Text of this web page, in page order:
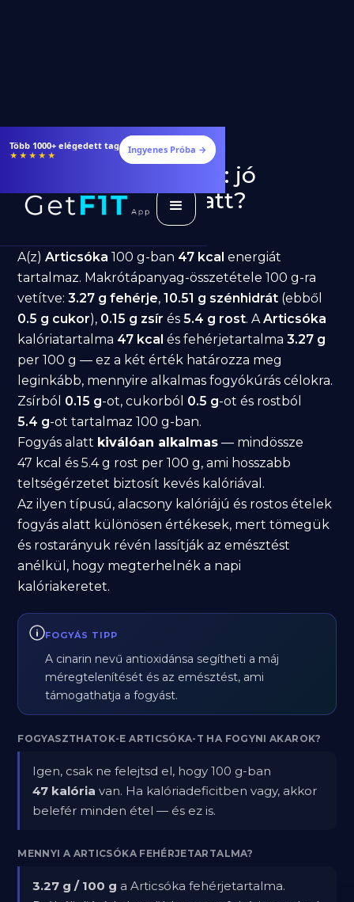
Több 1000+ elégedett tag
★★★★★ Ingyenes Próba →
Articsóka fogyásra: jó
választás diéta alatt?
A(z)Articsóka 100 g-ban 47 kcal energiát
tartalmaz. Makrótápanyag-összetétele 100 g-ra
vetítve:3.27 g fehérje,10.51 g szénhidrát (ebből
0.5 g cukor), 0.15 g zsír és5.4 g rost. AArticsóka
kalóriatartalma 47 kcal és fehérjetartalma3.27 g
per 100 g — ez a két érték határozza meg
leginkább, mennyire alkalmas fogyókúrás célokra.
Zsírból 0.15 g-ot, cukorból 0.5 g-ot és rostból
5.4 g-ot tartalmaz 100 g-ban.
Fogyás alatt kiválóan alkalmas — mindössze
47 kcal és 5.4 g rost per 100 g, ami hosszabb
teltségérzetet biztosít kevés kalóriával.
Az ilyen típusú, alacsony kalóriájú és rostos ételek
fogyás alatt különösen értékesek, mert tömegük
és rostarányuk révén lassítják az emésztést
anélkül, hogy megterhelnék a napi
kalóriakeretet.
FOGYÁS TIPP
A cinarin nevű antioxidánsa segítheti a máj
méregtelenítését és az emésztést, ami
támogathatja a fogyást.
FOGYASZTHATOK-E ARTICSÓKA-T HA FOGYNI AKAROK?
Igen, csak ne felejtsd el, hogy 100 g-ban
47 kalória van. Ha kalóriadeficitben vagy, akkor
belefér minden étel — és ez is.
MENNYI A ARTICSÓKA FEHÉRJETARTALMA?
3.27 g / 100 g a Articsóka fehérjetartalma.